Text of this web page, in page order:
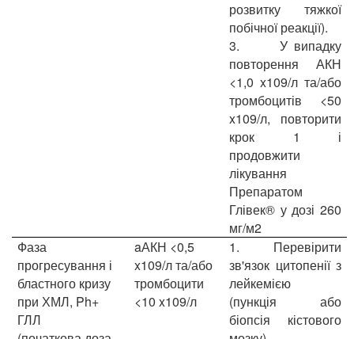
розвитку тяжкої
побічної реакції).
3. У випадку
повторення АКН
<1,0 x109/л та/або
тромбоцитів <50
x109/л, повторити
крок 1 і
продовжити
лікування
Препаратом
Глівек® у дозі 260
мг/м2
Фаза
прогресування і
бластного кризу
при ХМЛ, Ph+
ГЛЛ
aАКН <0,5
x109/л та/або
тромбоцити
<10 x109/л
1. Перевірити
зв'язок цитопенії з
лейкемією
(пункція або
біопсія кістового